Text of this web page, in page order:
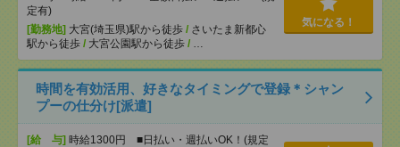
定有)
[勤務地] 大宮(埼玉県)駅から徒歩 / さいたま新都心
駅から徒歩 / 大宮公園駅から徒歩 / …
気になる！
時間を有効活用、好きなタイミングで登録＊シャン
プーの仕分け[派遣]
[給 与] 時給1300円 ■日払い・週払いOK！(規定